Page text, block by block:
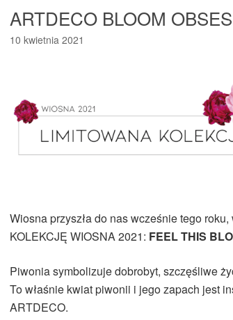
ARTDECO BLOOM
10 kwietnia 2021
Wiosna przyszła do nas wcześnie tego
KOLEKCJĘ WIOSNA 2021: FEEL THIS
Piwonia symbolizuje dobrobyt, szczęśliwe
To właśnie kwiat piwonii i jego zapach jest
ARTDECO.